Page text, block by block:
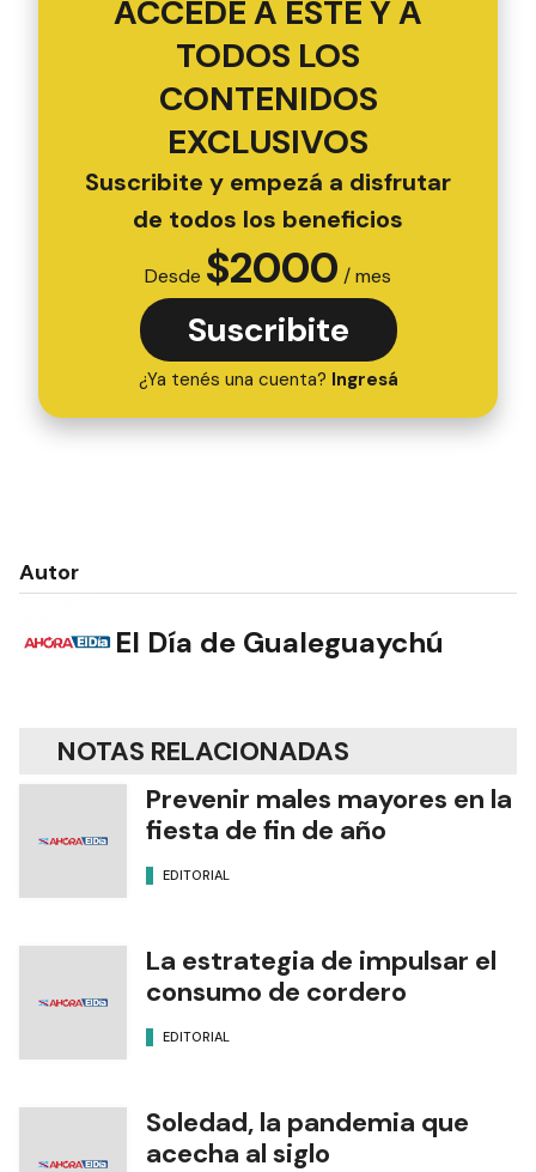
ACCEDÉ A ESTE Y A
TODOS LOS
CONTENIDOS
EXCLUSIVOS
Suscribite y empezá a disfrutar
de todos los beneficios
Desde $2000 / mes
Suscribite
¿Ya tenés una cuenta? Ingresá
Autor
El Día de Gualeguaychú
NOTAS RELACIONADAS
Prevenir males mayores en la
fiesta de fin de año
EDITORIAL
La estrategia de impulsar el
consumo de cordero
EDITORIAL
Soledad, la pandemia que
acecha al siglo